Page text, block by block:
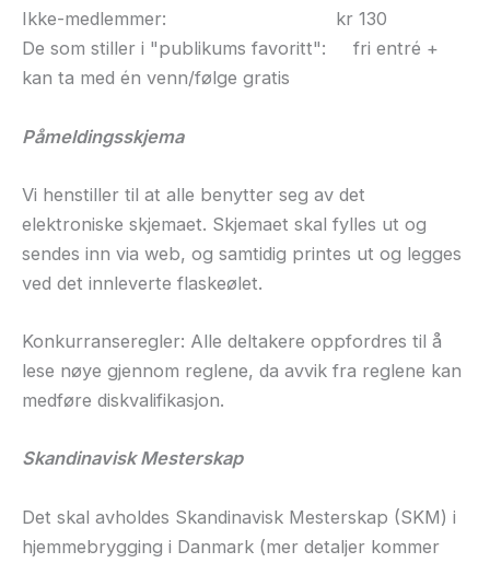
Ikke-medlemmer: kr 130
De som stiller i "publikums favoritt": fri entré +
kan ta med én venn/følge gratis
Påmeldingsskjema
Vi henstiller til at alle benytter seg av det
elektroniske skjemaet. Skjemaet skal fylles ut og
sendes inn via web, og samtidig printes ut og legges
ved det innleverte flaskeølet.
Konkurranseregler: Alle deltakere oppfordres til å
lese nøye gjennom reglene, da avvik fra reglene kan
medføre diskvalifikasjon.
Skandinavisk Mesterskap
Det skal avholdes Skandinavisk Mesterskap (SKM) i
hjemmebrygging i Danmark (mer detaljer kommer